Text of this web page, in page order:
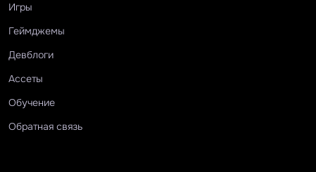
Игры
Геймджемы
Девблоги
Ассеты
Обучение
Обратная связь